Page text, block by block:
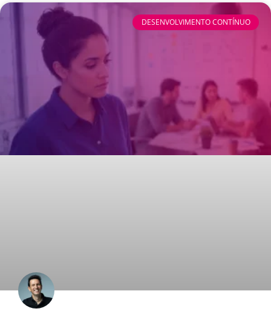
DESENVOLVIMENTO CONTÍNUO